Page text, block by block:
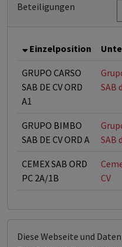
Beteiligungen
Einzelposition
GRUPO CARSO
SAB DE CV ORD
A1
SAB
GRUPO BIMBO
SAB DE CV ORD A
SAB
CEMEX SAB ORD
PC 2A/1B
CV
Diese Webseite und